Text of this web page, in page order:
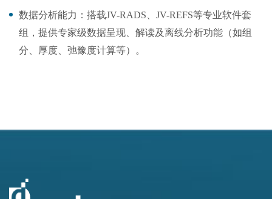
数据分析能力： 搭载JV-RADS JV-REFS等专业软件套
组，提供专家级数据呈现、解读及离线分析功能（如组
分、厚度、弛豫度计算等）。